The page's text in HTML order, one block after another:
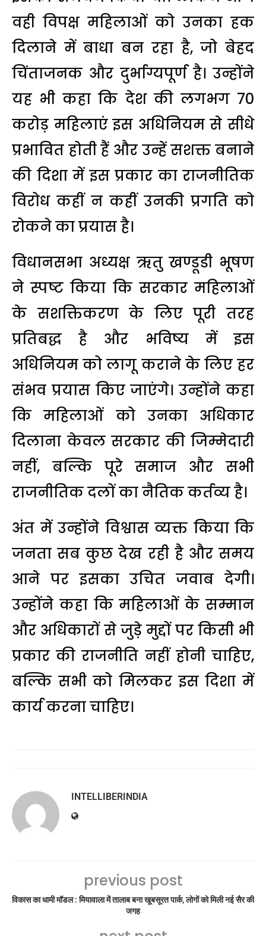
वही विपक्ष महिलाओं को उनका हक
दिलाने में बाधा बन रहा है, जो बेहद
चिंताजनक और दुर्भाग्यपूर्ण है। उन्होंने
यह भी कहा कि देश की लगभग 70
करोड़ महिलाएं इस अधिनियम से सीधे
प्रभावित होती हैं और उन्हें सशक्त बनाने
की दिशा में इस प्रकार का राजनीतिक
विरोध कहीं न कहीं उनकी प्रगति को
रोकने का प्रयास है।
विधानसभा अध्यक्ष ऋतु खण्डूडी भूषण
ने स्पष्ट किया कि सरकार महिलाओं
के सशक्तिकरण के लिए पूरी तरह
प्रतिबद्ध है और भविष्य में इस
अधिनियम को लागू कराने के लिए हर
संभव प्रयास किए जाएंगे। उन्होंने कहा
कि महिलाओं को उनका अधिकार
दिलाना केवल सरकार की जिम्मेदारी
नहीं, बल्कि पूरे समाज और सभी
राजनीतिक दलों का नैतिक कर्तव्य है।
अंत में उन्होंने विश्वास व्यक्त किया कि
जनता सब कुछ देख रही है और समय
आने पर इसका उचित जवाब देगी।
उन्होंने कहा कि महिलाओं के सम्मान
और अधिकारों से जुड़े मुद्दों पर किसी भी
प्रकार की राजनीति नहीं होनी चाहिए,
बल्कि सभी को मिलकर इस दिशा में
कार्य करना चाहिए।
INTELLIBERINDIA
previous post
विकास का धामी मॉडल : मियावाला में तालाब बना खूबसूरत पार्क, लोगों को मिली नई सैर की
जगह